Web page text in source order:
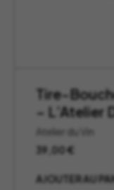
Tire-
– L’Atelier
Atelier du Vin
39,00€
AJOUTER AU